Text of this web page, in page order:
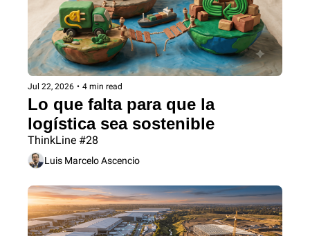
Jul 22, 2026 • 4 min read
Lo que falta para que la
logística sea sostenible
ThinkLine #28
Luis Marcelo Ascencio